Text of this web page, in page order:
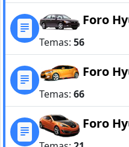
Foro
Temas: 56
Foro
Temas: 66
Foro